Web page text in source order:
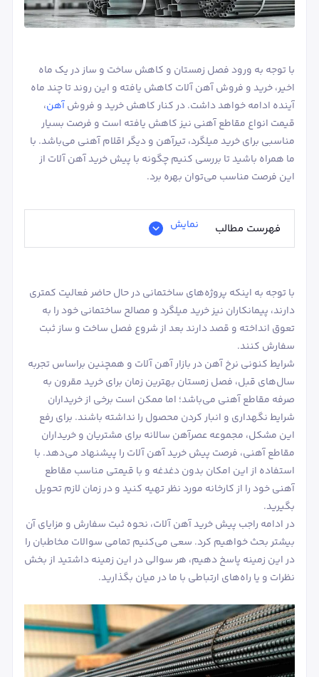
با توجه به ورود فصل زمستان و کاهش ساخت و ساز در یک ماه
اخیر، خرید و فروش آهن آلات کاهش یافته و این روند تا چند ماه
آینده ادامه خواهد داشت. در کنار کاهش خرید و فروشآهن،
قیمت انواع مقاطع آهنی نیز کاهش یافته است و فرصت بسیار
مناسبی برای خرید میلگرد، تیرآهن و دیگر اقلام آهنی می‌باشد. با
ما همراه باشید تا بررسی کنیم چگونه با پیش خرید آهن آلات از
این فرصت مناسب می‌توان بهره برد.
فهرست مطالب نمایش
با توجه به اینکه پروژه‌های ساختمانی در حال حاضر فعالیت کمتری
دارند، پیمانکاران نیز خرید میلگرد و مصالح ساختمانی خود را به
تعوق انداخته و قصد دارند بعد از شروع فصل ساخت و ساز ثبت
سفارش کنند.
شرایط کنونی نرخ آهن در بازار آهن آلات و همچنین براساس تجربه
سال‌های قبل، فصل زمستان بهترین زمان برای خرید مقرون به
صرفه مقاطع آهنی می‌باشد؛ اما ممکن است برخی از خریداران
شرایط نگهداری و انبار کردن محصول را نداشته باشند. برای رفع
این مشکل، مجموعه عصرآهن سالانه برای مشتریان و خریداران
مقاطع آهنی، فرصت پیش خرید آهن آلات را پیشنهاد می‌دهد. با
استفاده از این امکان بدون دغدغه و با قیمتی مناسب مقاطع
آهنی خود را از کارخانه مورد نظر تهیه کنید و در زمان لازم تحویل
بگیرید.
در ادامه راجب پیش خرید آهن آلات، نحوه ثبت سفارش و مزایای آن
بیشتر بحث خواهیم کرد. سعی می‌کنیم تمامی سوالات مخاطبان را
در این زمینه پاسخ دهیم، هر سوالی در این زمینه داشتید از بخش
نظرات و یا راه‌های ارتباطی با ما در میان بگذارید.